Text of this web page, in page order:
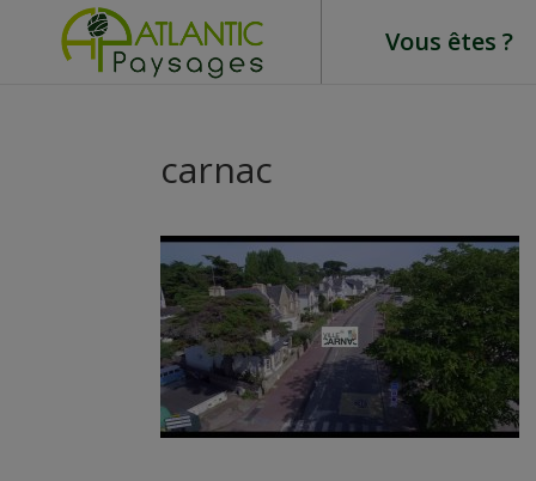
Vous êtes ?
carnac